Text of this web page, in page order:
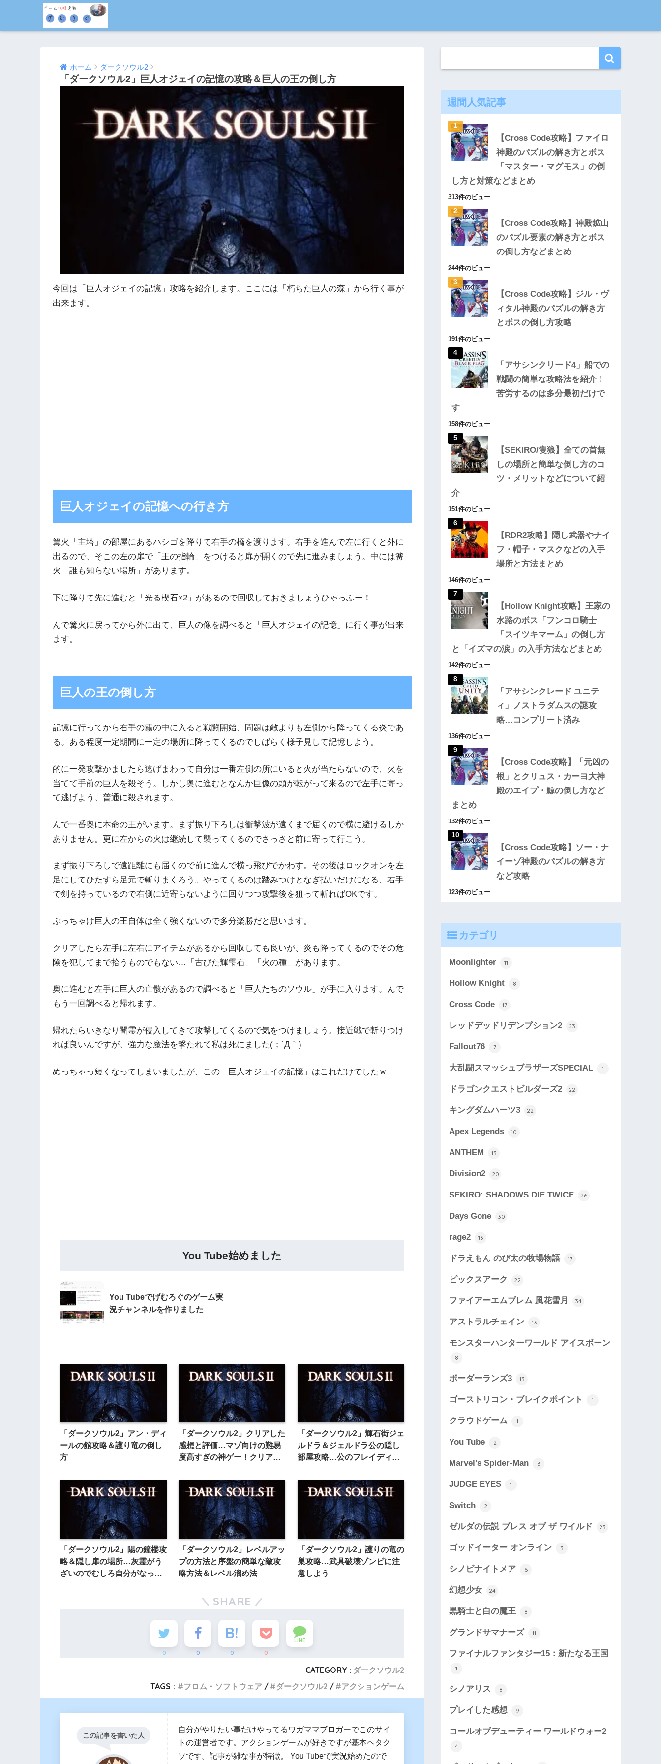
ホーム ダークソウル2
「ダークソウル2」巨人オジェイの記憶の攻略＆巨人の王の倒し方
今回は「巨人オジェイの記憶」攻略を紹介します。ここには「朽ちた巨人の森」から行く事が
出来ます。
巨人オジェイの記憶への行き方
篝火「主塔」の部屋にあるハシゴを降りて右手の橋を渡ります。右手を進んで左に行くと外に
出るので、そこの左の扉で「王の指輪」をつけると扉が開くので先に進みましょう。中には篝
火「誰も知らない場所」があります。
下に降りて先に進むと「光る楔石×2」があるので回収しておきましょうひゃっふー！
んで篝火に戻ってから外に出て、巨人の像を調べると「巨人オジェイの記憶」に行く事が出来
ます。
巨人の王の倒し方
記憶に行ってから右手の霧の中に入ると戦闘開始、問題は敵よりも左側から降ってくる炎であ
る。ある程度一定期間に一定の場所に降ってくるのでしばらく様子見して記憶しよう。
的に一発攻撃かましたら逃げまわって自分は一番左側の所にいると火が当たらないので、火を
当てて手前の巨人を殺そう。しかし奥に進むとなんか巨像の頭が転がって来るので左手に寄っ
て逃げよう、普通に殺されます。
んで一番奥に本命の王がいます。まず振り下ろしは衝撃波が遠くまで届くので横に避けるしか
ありません。更に左からの火は継続して襲ってくるのでさっさと前に寄って行こう。
まず振り下ろしで遠距離にも届くので前に進んで横っ飛びでかわす。その後はロックオンを左
足にしてひたすら足元で斬りまくろう。やってくるのは踏みつけとなぎ払いだけになる、右手
で剣を持っているので右側に近寄らないように回りつつ攻撃後を狙って斬ればOKです。
ぶっちゃけ巨人の王自体は全く強くないので多分楽勝だと思います。
クリアしたら左手に左右にアイテムがあるから回収しても良いが、炎も降ってくるのでその危
険を犯してまで拾うものでもない…「古びた輝雫石」「火の種」があります。
奥に進むと左手に巨人の亡骸があるので調べると「巨人たちのソウル」が手に入ります。んで
もう一回調べると帰れます。
帰れたらいきなり闇霊が侵入してきて攻撃してくるので気をつけましょう。接近戦で斬りつけ
れば良いんですが、強力な魔法を撃たれて私は死にました(；´Д｀)
めっちゃっ短くなってしまいましたが、この「巨人オジェイの記憶」はこれだけでしたｗ
You Tube始めました
You Tubeでげむろぐのゲーム実
況チャンネルを作りました
「ダークソウル2」アン・ディ
ールの館攻略＆護り竜の倒し
方
「ダークソウル2」クリアした
感想と評価…マゾ向けの難易
度高すぎの神ゲー！クリア時
「ダークソウル2」輝石街ジェ
ルドラ＆ジェルドラ公の隠し
部屋攻略…公のフレイディア
「ダークソウル2」陽の鐘楼攻
略＆隠し扉の場所…灰霊がう
ざいのでむしろ自分がなった
「ダークソウル2」レベルアッ
プの方法と序盤の簡単な敵攻
略方法＆レベル溜め法
「ダークソウル2」護りの竜の
巣攻略…武具破壊ゾンビに注
意しよう
SHARE
0 0 0 0
LINE
CATEGORY : ダークソウル2
TAGS :
フロム・ソフトウェア ダークソウル2 アクションゲーム
この記事を書いた人
自分がやりたい事だけやってるワガママブロガーでこのサイ
トの運営者です。アクションゲームが好きですが基本ヘタク
ソです。記事が雑な事が特徴。 You Tubeで実況始めたので
週間人気記事
【Cross Code攻略】ファイロ
神殿のパズルの解き方とボス
「マスター・マグモス」の倒
し方と対策などまとめ
313件のビュー
【Cross Code攻略】神殿鉱山
のパズル要素の解き方とボス
の倒し方などまとめ
244件のビュー
【Cross Code攻略】ジル・ヴ
ィタル神殿のパズルの解き方
とボスの倒し方攻略
191件のビュー
「アサシンクリード4」船での
戦闘の簡単な攻略法を紹介！
苦労するのは多分最初だけで
す
158件のビュー
【SEKIRO/隻狼】全ての首無
しの場所と簡単な倒し方のコ
ツ・メリットなどについて紹
介
151件のビュー
【RDR2攻略】隠し武器やナイ
フ・帽子・マスクなどの入手
場所と方法まとめ
146件のビュー
【Hollow Knight攻略】王家の
水路のボス「フンコロ騎士
「スイツキマーム」の倒し方
と「イズマの涙」の入手方法などまとめ
142件のビュー
「アサシンクレード ユニテ
ィ」ノストラダムスの謎攻
略…コンプリート済み
136件のビュー
【Cross Code攻略】「元凶の
根」とクリュス・カーヨ大神
殿のエイプ・鯨の倒し方など
まとめ
132件のビュー
【Cross Code攻略】ソー・ナ
イーゾ神殿のパズルの解き方
など攻略
123件のビュー
カテゴリ
Moonlighter 11
Hollow Knight 8
Cross Code 17
レッドデッドリデンプション2 23
Fallout76 7
大乱闘スマッシュブラザーズSPECIAL 1
ドラゴンクエストビルダーズ2 22
キングダムハーツ3 22
Apex Legends 10
ANTHEM 13
Division2 20
SEKIRO: SHADOWS DIE TWICE 26
Days Gone 30
rage2 13
ドラえもん のび太の牧場物語 17
ピックスアーク 22
ファイアーエムブレム 風花雪月 34
アストラルチェイン 13
モンスターハンターワールド アイスボーン
8
ボーダーランズ3 13
ゴーストリコン・ブレイクポイント 1
クラウドゲーム 1
You Tube 2
Marvel's Spider-Man 3
JUDGE EYES 1
Switch 2
ゼルダの伝説 ブレス オブ ザ ワイルド 23
ゴッドイーター オンライン 3
シノビナイトメア 6
幻想少女 24
黒騎士と白の魔王 8
グランドサマナーズ 11
ファイナルファンタジー15：新たなる王国
1
シノアリス 8
プレイした感想 9
コールオブデューティー ワールドウォー2
4